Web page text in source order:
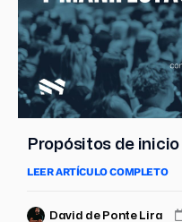
Propósitos de
LEER ARTÍCULO COMPLETO
David de Ponte Lira